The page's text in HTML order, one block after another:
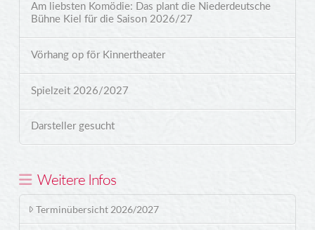
Am liebsten Komödie: Das plant die Niederdeutsche
Bühne Kiel für die Saison 2026/27
Vörhang op för Kinnertheater
Spielzeit 2026/2027
Darsteller gesucht
Weitere Infos
Terminübersicht 2026/2027